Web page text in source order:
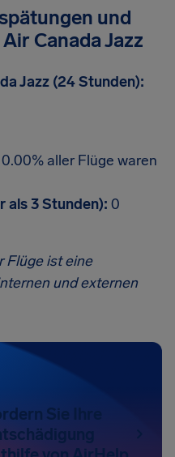
und
Canada Jazz
Jazz (24 Stunden):
aller Flüge waren
als 3 Stunden): 0
Flüge ist eine
und externen
Sie Ihre